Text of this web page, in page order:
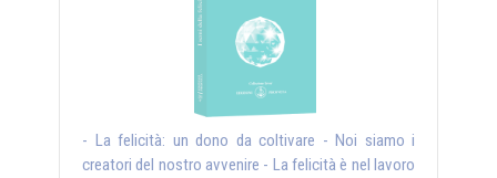
- La felicità: un dono da coltivare - Noi siamo i
creatori del nostro avvenire - La felicità è nel lavoro